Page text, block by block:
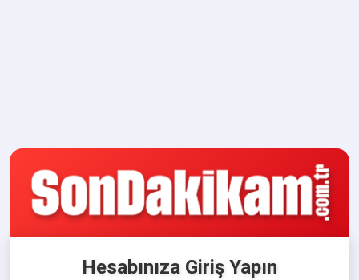
Hesabınıza Giriş Yapın